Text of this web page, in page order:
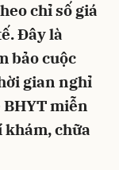
chỉ số giá
Đây là
bảo cuộc
gian nghỉ
miễn
khám, chữa